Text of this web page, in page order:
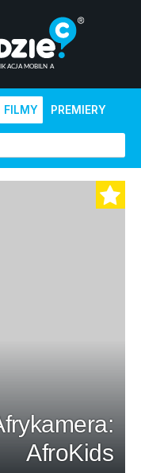
FILMY PREMIERY
AfroKids